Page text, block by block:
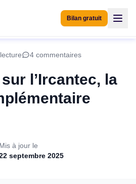
Bilan gratuit
4 commentaires
l’Ircantec, la
Mis à jour le
septembre 2025